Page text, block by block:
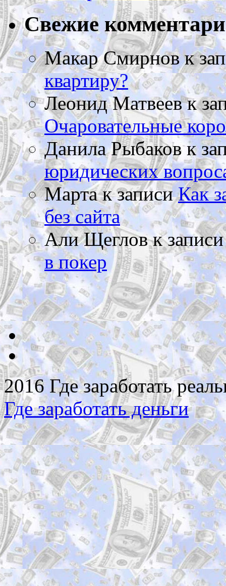
Свежие
Макар Смирновк
квартиру?
Леонид Матвеевк
Очаровательные
Данила Рыбаковк
юридических
Мартак записиКак
без сайта
Али Щегловк
в покер
2016 Где заработать
Где заработать деньги